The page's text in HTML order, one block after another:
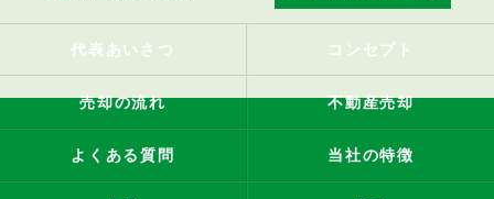
代表あいさつ コンセプト
売却の流れ 不動産売却
よくある質問 当社の特徴